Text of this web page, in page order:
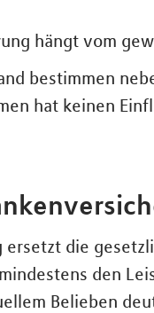
hängt vom
bestimmen
hat keinen
die
den
Belieben